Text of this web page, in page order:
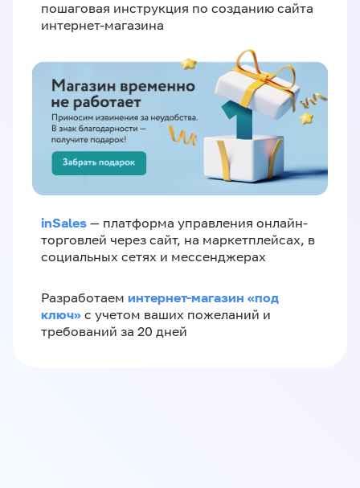
пошаговая инструкция по созданию сайта
интернет-магазина
inSales — платформа управления онлайн-
торговлей через сайт, на маркетплейсах, в
социальных сетях и мессенджерах
Разработаем интернет-магазин «‎под
ключ»‎ с учетом ваших пожеланий и
требований за 20 дней